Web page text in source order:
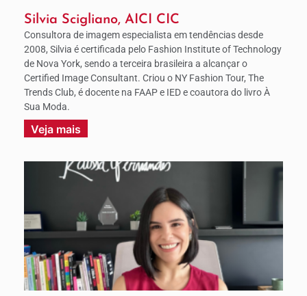
Silvia Scigliano, AICI CIC
Consultora de imagem especialista em tendências desde
2008, Silvia é certificada pelo Fashion Institute of Technology
de Nova York, sendo a terceira brasileira a alcançar o
Certified Image Consultant. Criou o NY Fashion Tour, The
Trends Club, é docente na FAAP e IED e coautora do livro À
Sua Moda.
Veja mais